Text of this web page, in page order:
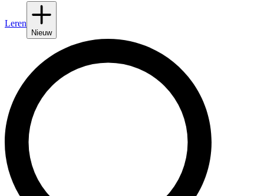
Leren
Nieuw